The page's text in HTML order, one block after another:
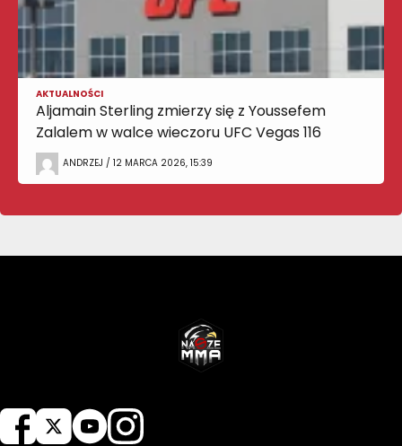
AKTUALNOŚCI
Aljamain Sterling zmierzy się z Youssefem
Zalalem w walce wieczoru UFC Vegas 116
ANDRZEJ / 12 MARCA 2026, 15:39